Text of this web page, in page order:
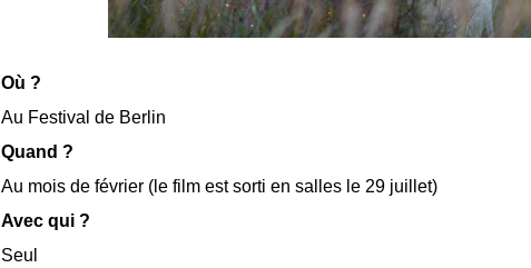
Où ?
Au Festival de Berlin
Quand ?
Au mois de février (le film est sorti en salles le 29 juillet)
Avec qui ?
Seul